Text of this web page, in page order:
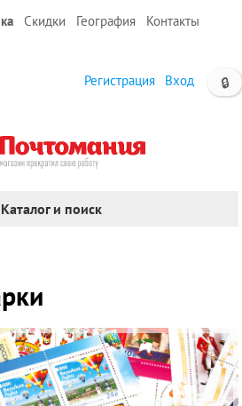
Скидки География
Контакты
🔒
Регистрация Вход
и поиск